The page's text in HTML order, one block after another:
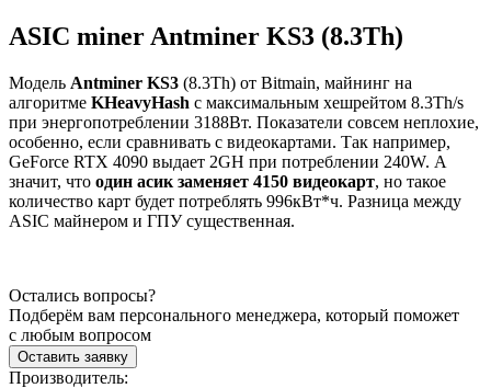
ASIC miner Antminer KS3 (8.3Th)
Модель Antminer KS3 (8.3Th) от Bitmain, майнинг на
алгоритме KHeavyHash с максимальным хешрейтом 8.3Th/s
при энергопотреблении 3188Вт. Показатели совсем неплохие,
особенно, если сравнивать с видеокартами. Так например,
GeForce RTX 4090 выдает 2GH при потреблении 240W. А
значит, что один асик заменяет 4150 видеокарт, но такое
количество карт будет потреблять 996кВт*ч. Разница между
ASIC майнером и ГПУ существенная.
Остались вопросы?
Подберём вам персонального менеджера, который поможет
с любым вопросом
Оставить заявку
Производитель: